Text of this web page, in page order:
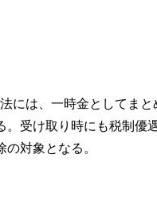
には、一時金としてま
受け取り時にも税制優
対象となる。